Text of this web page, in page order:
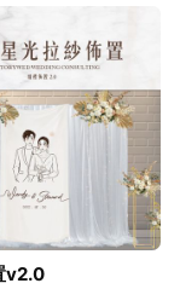
都是唯一無二
的光輝在其中
讓它成為世界上
大保證
口碑，眾多新人
v2.0